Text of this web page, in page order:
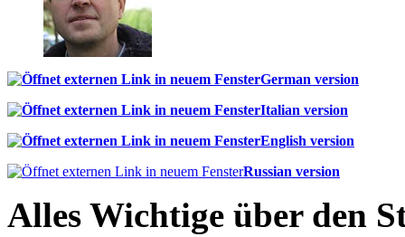
German version
Italian version
English version
Russian version
Alles Wichtige über den